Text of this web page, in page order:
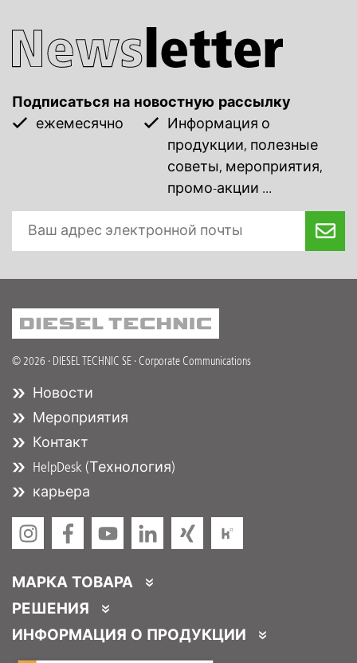
Подписаться на новостную рассылку
ежемесячно
Информация о
продукции, полезные
советы, мероприятия,
промо-акции ...
© 2026 · DIESEL TECHNIC SE · Corporate Communications
Новости
Мероприятия
Контакт
HelpDesk (Технология)
карьера
МАРКА ТОВАРА
DT Spare Parts
РЕШЕНИЯ
Partner Portal
ИНФОРМАЦИЯ О ПРОДУКЦИИ
Каталоги продукции